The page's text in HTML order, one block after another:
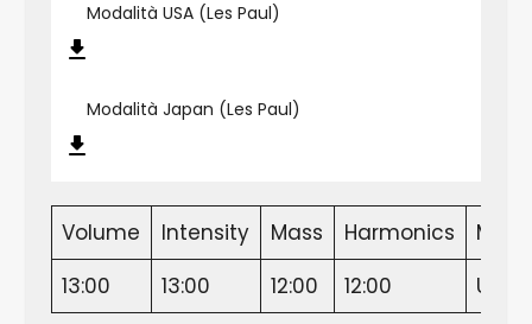
Modalità USA (Les Paul)
Modalità Japan (Les Paul)
Volume Intensity Mass Harmonics
13:00
13:00 12:00 12:00